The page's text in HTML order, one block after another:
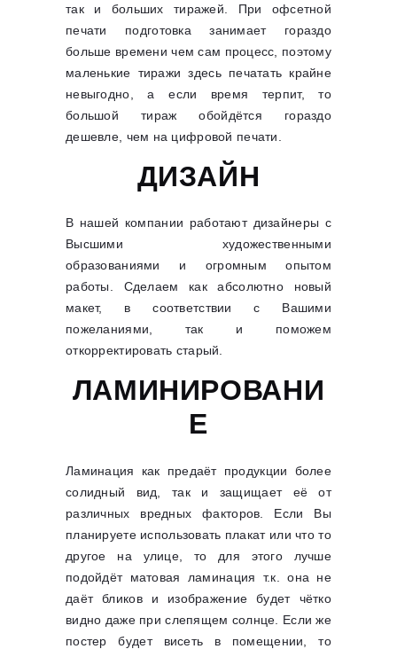
так и больших тиражей. При офсетной
печати подготовка занимает гораздо
больше времени чем сам процесс, поэтому
маленькие тиражи здесь печатать крайне
невыгодно, а если время терпит, то
большой тираж обойдётся гораздо
дешевле, чем на цифровой печати.
ДИЗАЙН
В нашей компании работают дизайнеры с
Высшими художественными
образованиями и огромным опытом
работы. Сделаем как абсолютно новый
макет, в соответствии с Вашими
пожеланиями, так и поможем
откорректировать старый.
ЛАМИНИРОВАНИ
Е
Ламинация как предаёт продукции более
солидный вид, так и защищает её от
различных вредных факторов. Если Вы
планируете использовать плакат или что то
другое на улице, то для этого лучше
подойдёт матовая ламинация т.к. она не
даёт бликов и изображение будет чётко
видно даже при слепящем солнце. Если же
постер будет висеть в помещении, то